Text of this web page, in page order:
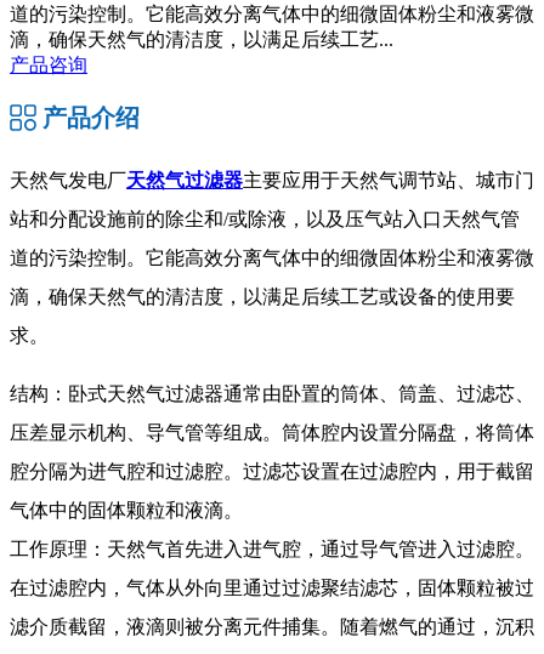
道的污染控制。它能高效分离气体中的细微固体粉尘和液雾微
滴，确保天然气的清洁度，以满足后续工艺...
产品咨询
产品介绍
天然气发电厂 天然气过滤器主要应用于天然气调节站、城市门
站和分配设施前的除尘和/或除液，以及压气站入口天然气管
道的污染控制。它能高效分离气体中的细微固体粉尘和液雾微
滴，确保天然气的清洁度，以满足后续工艺或设备的使用要
求。
结构：卧式天然气过滤器通常由卧置的筒体、筒盖、过滤芯、
压差显示机构、导气管等组成。筒体腔内设置分隔盘，将筒体
腔分隔为进气腔和过滤腔。过滤芯设置在过滤腔内，用于截留
气体中的固体颗粒和液滴。
工作原理：天然气首先进入进气腔，通过导气管进入过滤腔。
在过滤腔内，气体从外向里通过过滤聚结滤芯，固体颗粒被过
滤介质截留，液滴则被分离元件捕集。随着燃气的通过，沉积